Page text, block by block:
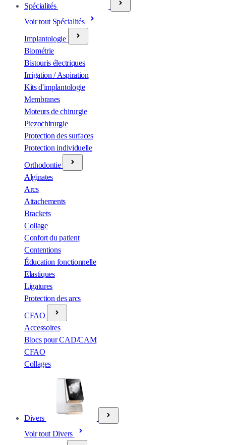
Spécialités
Voir tout Spécialités
Implantologie
Biométrie
Bistouris électriques
Irrigation / Aspiration
Kits d'implantologie
Membranes
Moteurs de chirurgie
Piezochirurgie
Protection des surfaces
Protection individuelle
Orthodontie
Alginates
Arcs
Attachements
Brackets
Collage
Confort du patient
Contentions
Éducation fonctionnelle
Elastiques
Ligatures
Protection des arcs
CFAO
Accessoires
Blocs pour CAD/CAM
CFAO
Collages
Divers
Voir tout Divers